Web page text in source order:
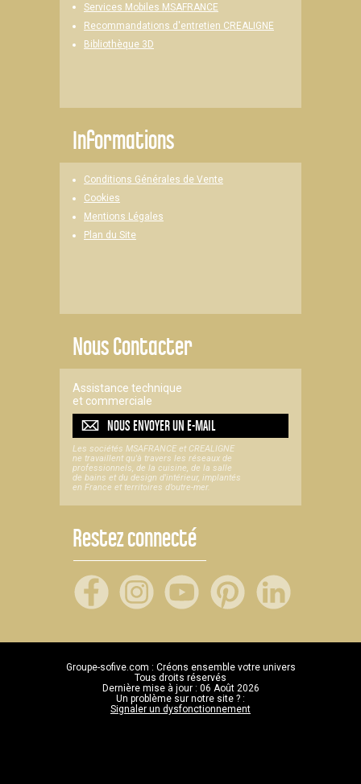
Services Mobiles MSAFRANCE
Recommandations d'entretien CREALIGNE
Bibliothèque 3D
Informations
Conditions Générales de Vente
Cookies
Mentions Légales
Plan du Site
Nous Contacter
Assistance technique
et commerciale
NOUS ENVOYER UNE-MAIL
Les sociétés MSAFRANCE et CREALIGNE
ne travaillent qu'à travers les réseaux de
professionnels, de la cuisine, de la salle
de bains et du design d'intérieur, implantés
en France et territoires d’outre-mer.
Restez connecté
Groupe-sofive.com : Créons ensemble votre univers
Tous droits réservés
Dernière mise à jour : 06 Août 2026
Un problème sur notre site ? :
Signaler un dysfonctionnement